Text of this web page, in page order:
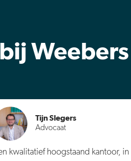
Tijn Slegers
Advocaat
kwalitatief hoogstaand kantoor, in